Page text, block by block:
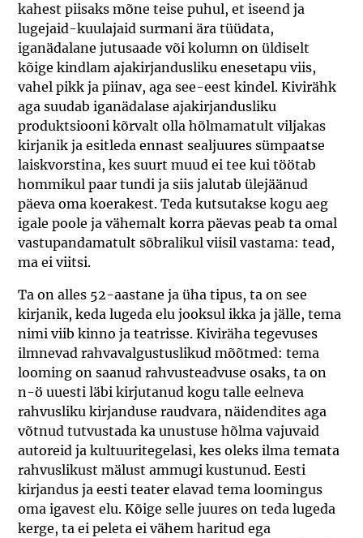
kahest piisaks mõne teise puhul, et iseend ja
lugejaid-kuulajaid surmani ära tüüdata,
iganädalane jutusaade või kolumn on üldiselt
kõige kindlam ajakirjandusliku enesetapu viis,
vahel pikk ja piinav, aga see-eest kindel. Kivirähk
aga suudab iganädalase ajakirjandusliku
produktsiooni kõrvalt olla hõlmamatult viljakas
kirjanik ja esitleda ennast sealjuures sümpaatse
laiskvorstina, kes suurt muud ei tee kui töötab
hommikul paar tundi ja siis jalutab ülejäänud
päeva oma koerakest. Teda kutsutakse kogu aeg
igale poole ja vähemalt korra päevas peab ta omal
vastupandamatult sõbralikul viisil vastama: tead,
ma ei viitsi.
Ta on alles 52-aastane ja üha tipus, ta on see
kirjanik, keda lugeda elu jooksul ikka ja jälle, tema
nimi viib kinno ja teatrisse. Kiviräha tegevuses
ilmnevad rahvavalgustuslikud mõõtmed: tema
looming on saanud rahvusteadvuse osaks, ta on
n-ö uuesti läbi kirjutanud kogu talle eelneva
rahvusliku kirjanduse raudvara, näidendites aga
võtnud tutvustada ka unustuse hõlma vajuvaid
autoreid ja kultuuritegelasi, kes oleks ilma temata
rahvuslikust mälust ammugi kustunud. Eesti
kirjandus ja eesti teater elavad tema loomingus
oma igavest elu. Kõige selle juures on teda lugeda
kerge, ta ei peleta ei vähem haritud ega